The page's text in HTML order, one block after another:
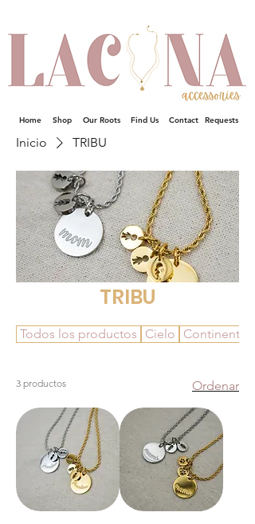
Home Shop Our Roots Find Us Contact Requests
Inicio TRIBU
TRIBU
Todos los productos Cielo Continentes
3 productos Ordenar